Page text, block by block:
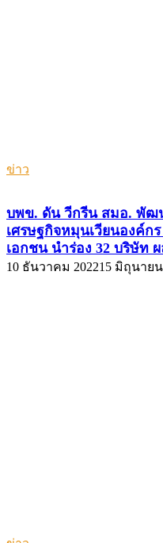
ข่าว
บพข. ดัน วีกรีน สมอ. พัฒ
เศรษฐกิจหมุนเวียนองค์ก
เอกชน นำร่อง 32 บริษัท
10 ธันวาคม 202215 มิถุนายน